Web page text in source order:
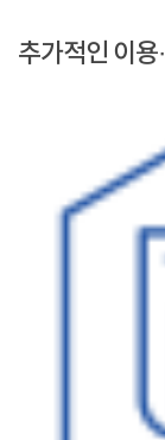
추가적인 이용